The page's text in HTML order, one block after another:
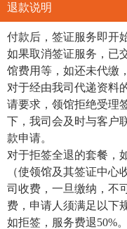
退款说明
付款后，签证服务即开
如果取消签证服务，已
馆费用等，如还未代缴
对于经由我司代递资料
请要求，领馆拒绝受理
下，我司会及时与客户
款申请。
对于拒签全退的套餐，
（使领馆及其签证中
司收费，一旦缴纳，不
费，申请人须满足以下
如拒签，服务费退50%